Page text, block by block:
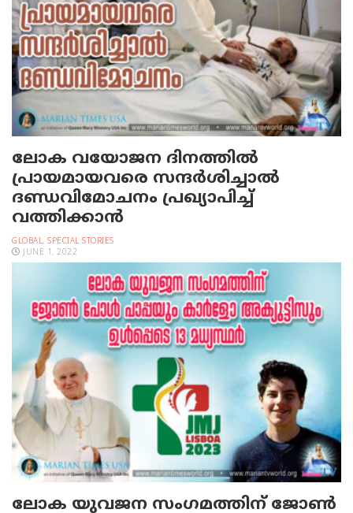
ലോക വയോജന ദിനത്തിൽ
പ്രായമായവരെ സന്ദർശിച്ചാൽ
ദണ്ഡവിമോചനം പ്രഖ്യാപിച്ച്
വത്തിക്കാൻ
GLOBAL, SPECIAL STORIES
JUNE 1, 2022
ലോക യുവജന സംഗമത്തിന് ജോൺ